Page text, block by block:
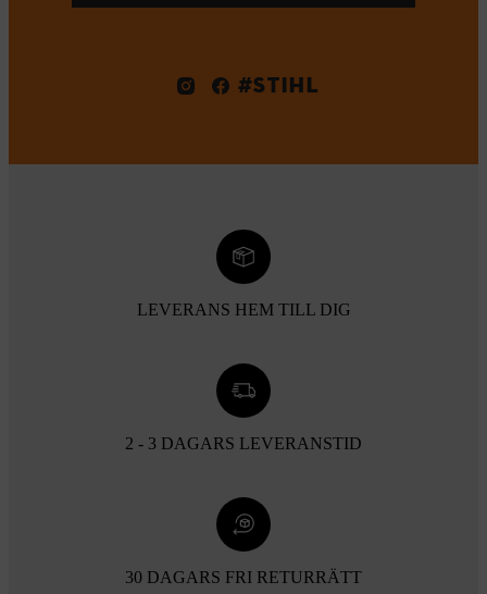
#STIHL
LEVERANS HEM TILL DIG
2 - 3 DAGARS LEVERANSTID
30 DAGARS FRI RETURRÄTT